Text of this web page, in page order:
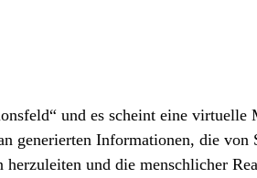
und es scheint eine
generierten Informationen, die
und die menschlicher